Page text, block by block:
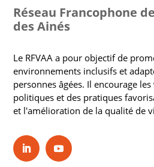
Réseau Francophone
des Ainés
Le RFVAA a pour objectif de
environnements inclusifs et
personnes âgées. Il encourage
politiques et des pratiques
et l'amélioration de la qualité de